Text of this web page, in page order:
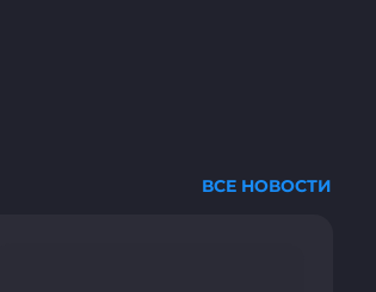
ВСЕ НОВОСТИ